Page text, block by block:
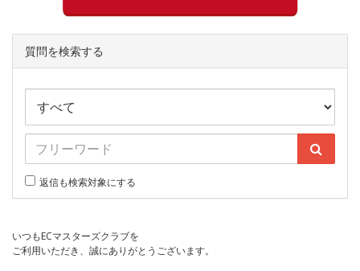
質問を検索する
返信も検索対象にする
いつもECマスターズクラブを
ご利用いただき、誠にありがとうございます。